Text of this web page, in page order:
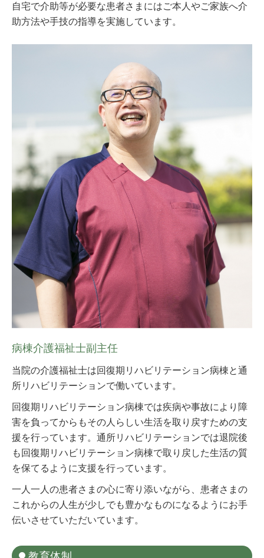
自宅で介助等が必要な患者さまにはご本人やご家族へ介
助方法や手技の指導を実施しています。
病棟介護福祉士副主任
当院の介護福祉士は回復期リハビリテーション病棟と通
所リハビリテーションで働いています。
回復期リハビリテーション病棟では疾病や事故により障
害を負ってからもその人らしい生活を取り戻すための支
援を行っています。通所リハビリテーションでは退院後
も回復期リハビリテーション病棟で取り戻した生活の質
を保てるように支援を行っています。
一人一人の患者さまの心に寄り添いながら、患者さまの
これからの人生が少しでも豊かなものになるようにお手
伝いさせていただいています。